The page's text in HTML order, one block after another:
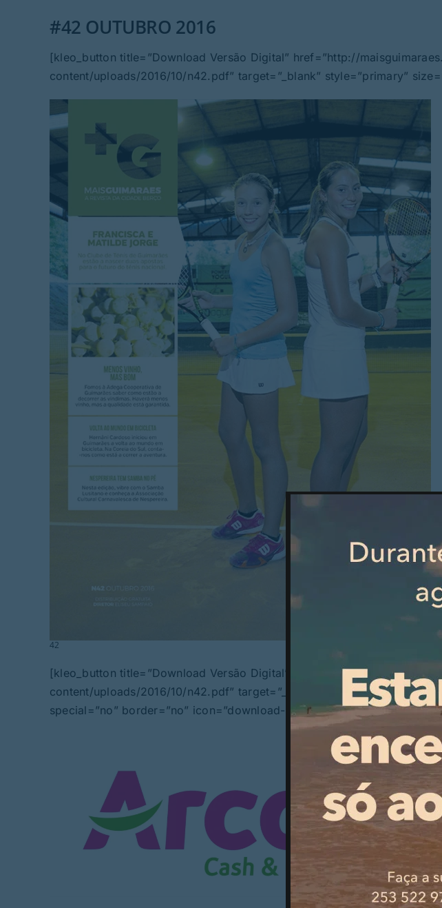
#42 OUTUBRO 2016
[kleo_button title=”Download Versão Digital” href=”http://
content/uploads/2016/10/n42.pdf” target=”_blank” style=”primary”
42
[kleo_button title=”Download Versão Digital” href=”http://
content/uploads/2016/10/n42.pdf” target=”_blank” style=”primary”
special=”no” border=”no” icon=”download-cloud”]